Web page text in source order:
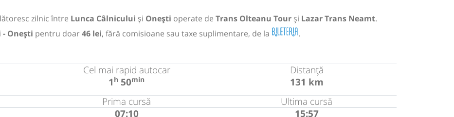
zilnic între Lunca Câlnicului și Onești operate de Trans Olteanu Tour și Lazar Trans Neamt.
Onești pentru doar46 lei, fără comisioane sau taxe suplimentare, de la .
Cel mai rapid autocar
1h 50min
Distanță
131 km
Prima cursă
07:10
Ultima cursă
15:57